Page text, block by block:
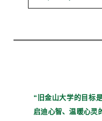
“旧金山大学的目标
启迪心智、温暖心灵